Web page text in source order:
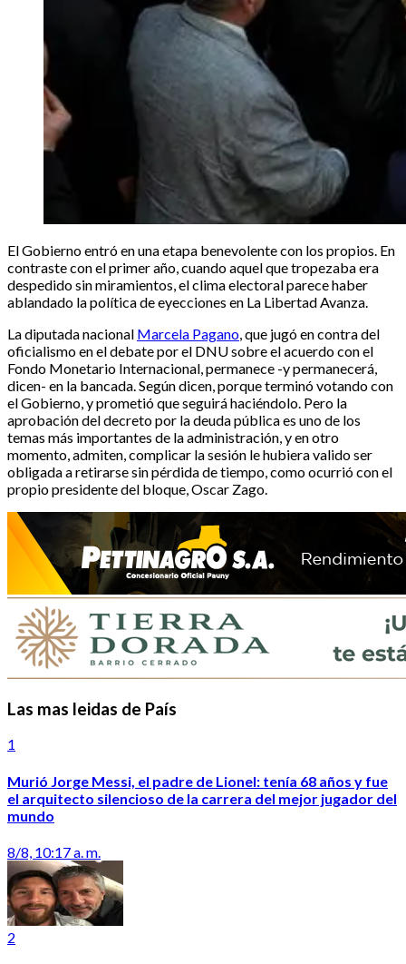
El Gobierno entró en una etapa benevolente con los propios. En
contraste con el primer año, cuando aquel que tropezaba era
despedido sin miramientos, el clima electoral parece haber
ablandado la política de eyecciones en La Libertad Avanza.
La diputada nacional Marcela Pagano, que jugó en contra del
oficialismo en el debate por el DNU sobre el acuerdo con el
Fondo Monetario Internacional, permanece -y permanecerá,
dicen- en la bancada. Según dicen, porque terminó votando con
el Gobierno, y prometió que seguirá haciéndolo. Pero la
aprobación del decreto por la deuda pública es uno de los
temas más importantes de la administración, y en otro
momento, admiten, complicar la sesión le hubiera valido ser
obligada a retirarse sin pérdida de tiempo, como ocurrió con el
propio presidente del bloque, Oscar Zago.
Las mas leidas de País
1
Murió Jorge Messi, el padre de Lionel: tenía 68 años y fue
el arquitecto silencioso de la carrera del mejor jugador del
mundo
8/8, 10:17 a. m.
2